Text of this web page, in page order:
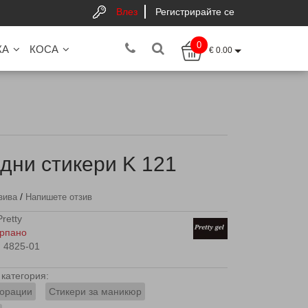
Влез Регистрирайте се
КОСА 0
€ 0.00
стикери K 121
/ Напишете отзив
4825-01
Стикери за маникюр